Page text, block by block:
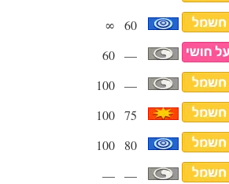
60
∞
—
60
—
100
75
100
80
100
—
—